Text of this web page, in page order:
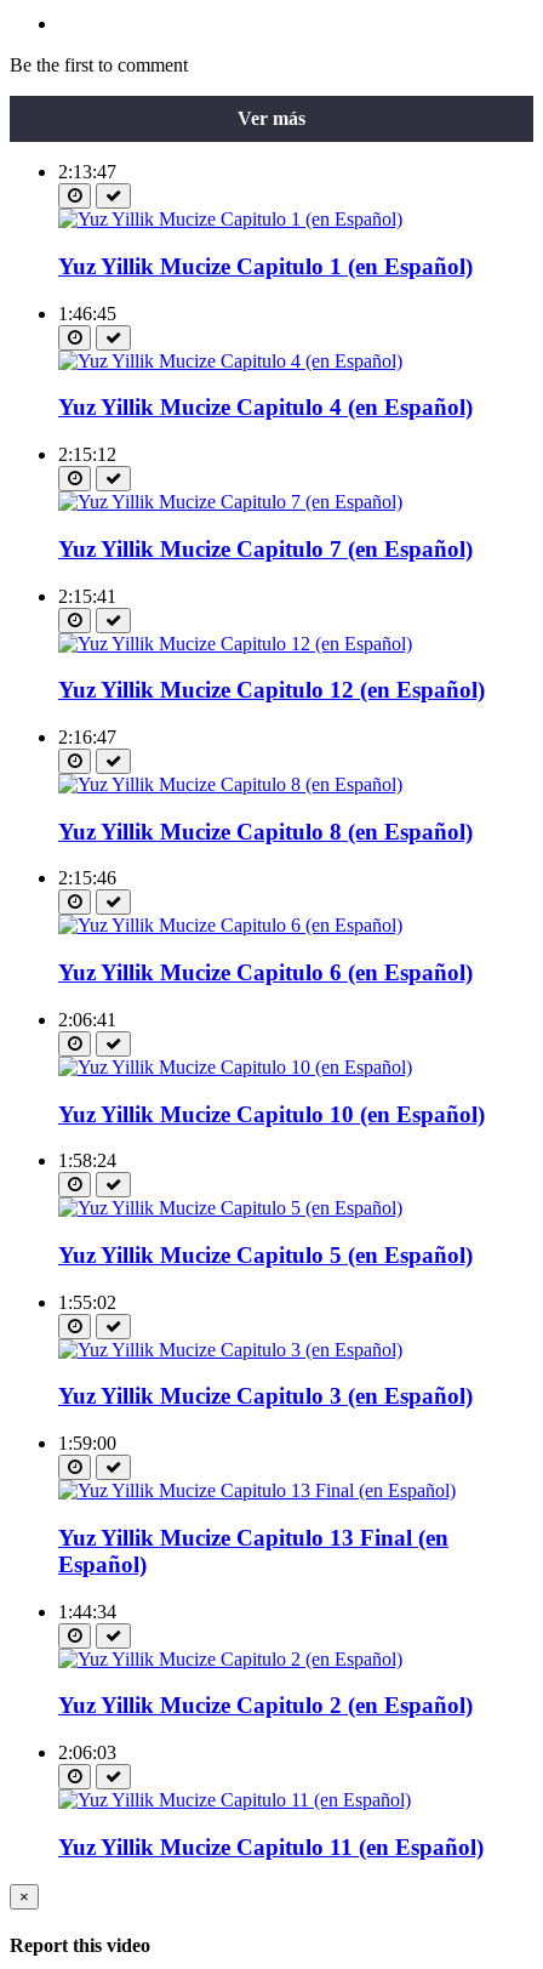
Be the first to comment
Ver más
2:13:47
Yuz Yillik Mucize Capitulo 1 (en Español)
1:46:45
Yuz Yillik Mucize Capitulo 4 (en Español)
2:15:12
Yuz Yillik Mucize Capitulo 7 (en Español)
2:15:41
Yuz Yillik Mucize Capitulo 12 (en Español)
2:16:47
Yuz Yillik Mucize Capitulo 8 (en Español)
2:15:46
Yuz Yillik Mucize Capitulo 6 (en Español)
2:06:41
Yuz Yillik Mucize Capitulo 10 (en Español)
1:58:24
Yuz Yillik Mucize Capitulo 5 (en Español)
1:55:02
Yuz Yillik Mucize Capitulo 3 (en Español)
1:59:00
Yuz Yillik Mucize Capitulo 13 Final (en
Español)
1:44:34
Yuz Yillik Mucize Capitulo 2 (en Español)
2:06:03
Yuz Yillik Mucize Capitulo 11 (en Español)
×
Report this video